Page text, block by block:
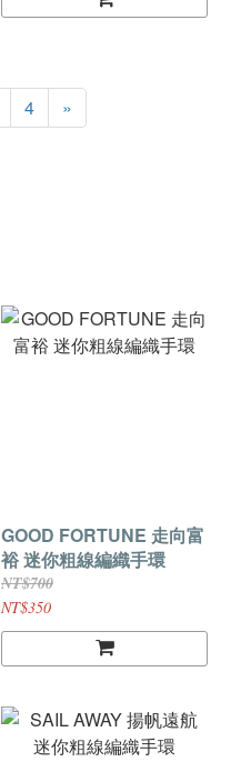
4 »
GOOD FORTUNE 走向富
裕 迷你粗線編織手環
NT$700
NT$350